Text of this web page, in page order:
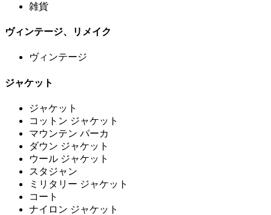
雑貨
ヴィンテージ、リメイク
ヴィンテージ
ジャケット
ジャケット
コットン ジャケット
マウンテン パーカ
ダウン ジャケット
ウール ジャケット
スタジャン
ミリタリー ジャケット
コート
ナイロン ジャケット